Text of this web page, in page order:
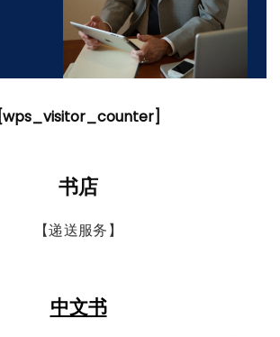
[wps_visitor_counter]
书店
【递送服务】
中文书